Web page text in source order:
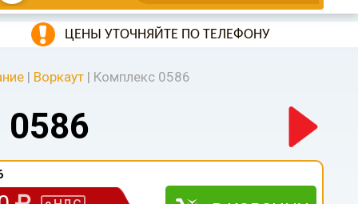
ЦЕНЫ УТОЧНЯЙТЕ ПО ТЕЛЕФОНУ
| Воркаут | Комплекс 0586